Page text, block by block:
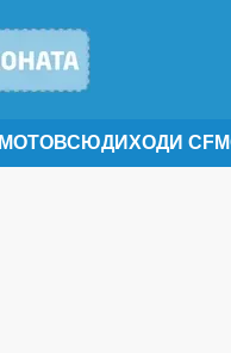
МОТОВСЮДИХОДИ